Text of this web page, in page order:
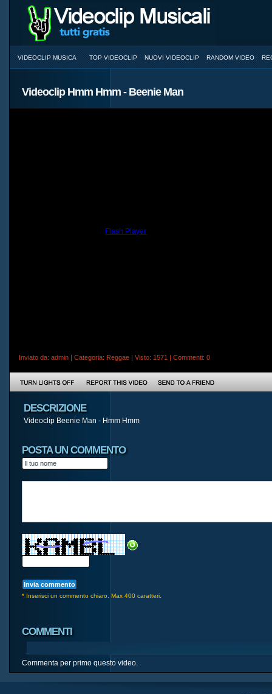
VIDEOCLIP MUSICA TOP VIDEOCLIP NUOVI VIDEOCLIP RANDOM VIDEO
Videoclip Hmm Hmm - Beenie Man
Flash Player
Inviato da: admin | Categoria: Reggae | Visto: 1571 | Commenti: 0
DESCRIZIONE
Videoclip Beenie Man - Hmm Hmm
POSTA UN COMMENTO
* Inserisci un commento chiaro. Max 400 caratteri.
COMMENTI
Commenta per primo questo video.